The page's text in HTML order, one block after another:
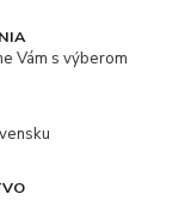
Vám s výberom